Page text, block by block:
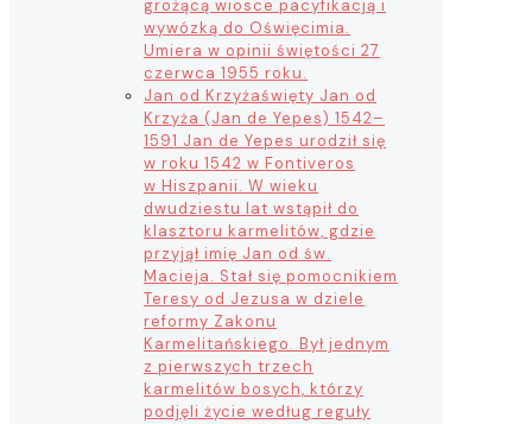
grożącą wiosce pacyfikacją i
wywózką do Oświęcimia.
Umiera w opinii świętości 27
czerwca 1955 roku.
Jan od Krzyżaświęty Jan od
Krzyża (Jan de Yepes) 1542–
1591 Jan de Yepes urodził się
w roku 1542 w Fontiveros
w Hiszpanii. W wieku
dwudziestu lat wstąpił do
klasztoru karmelitów, gdzie
przyjął imię Jan od św.
Macieja. Stał się pomocnikiem
Teresy od Jezusa w dziele
reformy Zakonu
Karmelitańskiego. Był jednym
z pierwszych trzech
karmelitów bosych, którzy
podjęli życie według reguły